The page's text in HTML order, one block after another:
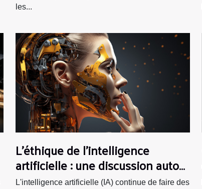
les...
L'éthique de l'intelligence
artificielle : une discussion autour
de ChatGPT
L'intelligence artificielle (IA) continue de faire des